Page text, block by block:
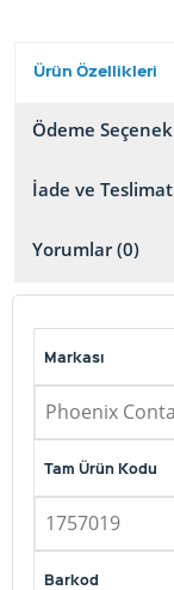
Ürün Özellikleri
Ödeme
İade ve Teslimat
Yorumlar (0)
Markası
Phoenix
Tam Ürün Kodu
1757019
Barkod